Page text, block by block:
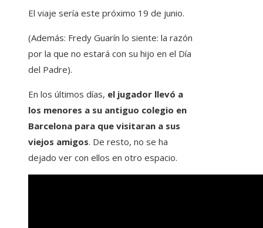
El viaje sería este próximo 19 de junio.
(Además: Fredy Guarín lo siente: la razón
por la que no estará con su hijo en el Día
del Padre).
En los últimos días, el jugador llevó a
los menores a su antiguo colegio en
Barcelona para que visitaran a sus
viejos amigos. De resto, no se ha
dejado ver con ellos en otro espacio.